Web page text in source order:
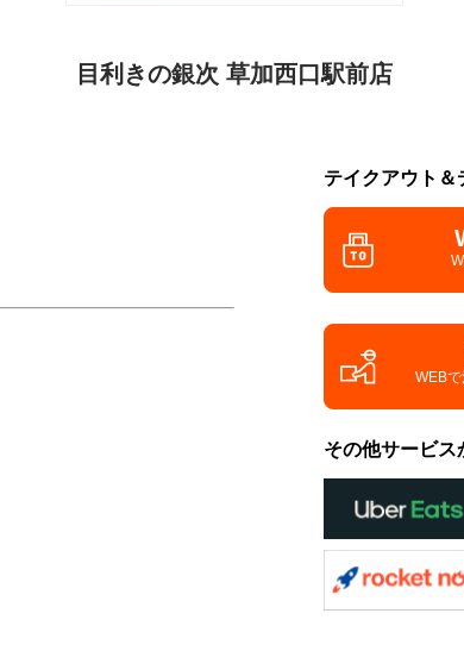
目利きの銀次 草加西口駅前店
テイクアウト＆
WEBで
その他サービス